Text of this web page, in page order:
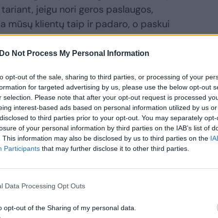
Do Not Process My Personal Information
opt-out of the sale, sharing to third parties, or processing of your
for targeted advertising by us, please use the below opt-out
selection. Please note that after your opt-out request is processed
interest-based ads based on personal information utilized by us
to third parties prior to your opt-out. You may separately
of your personal information by third parties on the IAB’s list of
This information may also be disclosed by us to third parties on the
Participants that may further disclose it to other third parties.
Data Processing Opt Outs
opt-out of the Sharing of my personal data.
jeigu nori geros paslaugos,
mūsų klientų taip ir padaro, o paskui
suteikta paslauga. Mums,
balzamas sielai, mes irgi džiaugiamės,
vertimas. Kita vertus, tokios
kokio vertimo ir kieno atliekamo jie
atlikę savo darbą, esame taip
po konferencijos organizatoriai labai
išvertė... Įranga buvome mes, dvi
gale.
nesuvokia, kad, norint įgyti